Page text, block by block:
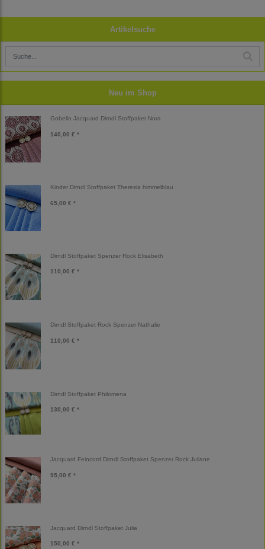
Artikelsuche
Neu im Shop
Gobelin Jacquard Dirndl Stoffpaket Nora
140,00 € *
Kinder Dirndl Stoffpaket Theresia himmelblau
65,00 € *
Dirndl Stoffpaket Spenzer Rock Elisabeth
110,00 € *
Dirndl Stoffpaket Rock Spenzer Nathalie
110,00 € *
Dirndl Stoffpaket Philomena
130,00 € *
Jacquard Feincord Dirndl Stoffpaket Spenzer Rock Juliane
95,00 € *
Jacquard Dirndl Stoffpaket Julia
150,00 € *